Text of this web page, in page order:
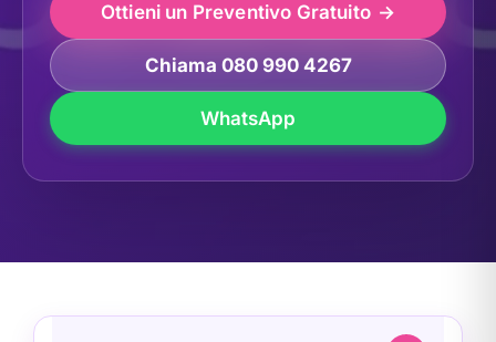
Ottieni un Preventivo Gratuito
Chiama 080 990 4267
WhatsApp